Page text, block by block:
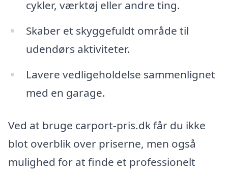
cykler, værktøj eller andre ting.
Skaber et skyggefuldt område til
udendørs aktiviteter.
Lavere vedligeholdelse sammenlignet
med en garage.
Ved at bruge carport-pris.dk får du ikke
blot overblik over priserne, men også
mulighed for at finde et professionelt